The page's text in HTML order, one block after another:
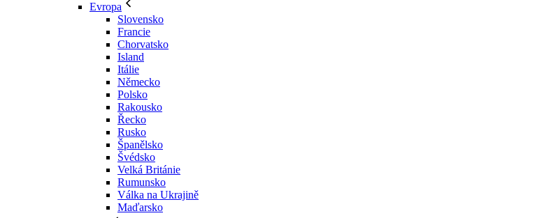
Evropa
Slovensko
Francie
Chorvatsko
Island
Itálie
Německo
Polsko
Rakousko
Řecko
Rusko
Španělsko
Švédsko
Velká Británie
Rumunsko
Válka na Ukrajině
Maďarsko